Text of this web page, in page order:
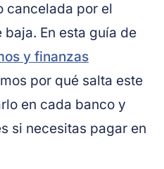
cancelada por el
En esta guía de
y finanzas
por qué salta este
en cada banco y
si necesitas pagar en